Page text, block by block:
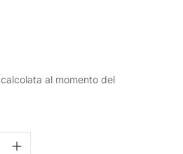
calcolata al momento del